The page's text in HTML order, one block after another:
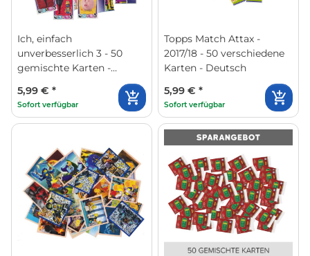
Ich, einfach
unverbesserlich 3 - 50
gemischte Karten -
5,99 € *
Sofort verfügbar
Topps Match Attax -
2017/18 - 50 verschiedene
Karten - Deutsch
5,99 € *
Sofort verfügbar